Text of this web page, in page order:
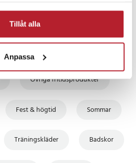
Tillåt alla
Anpassa
Fortsätt att fynda
Övriga fritidsprodukter
Fest & högtid Sommar
Träningskläder Badskor